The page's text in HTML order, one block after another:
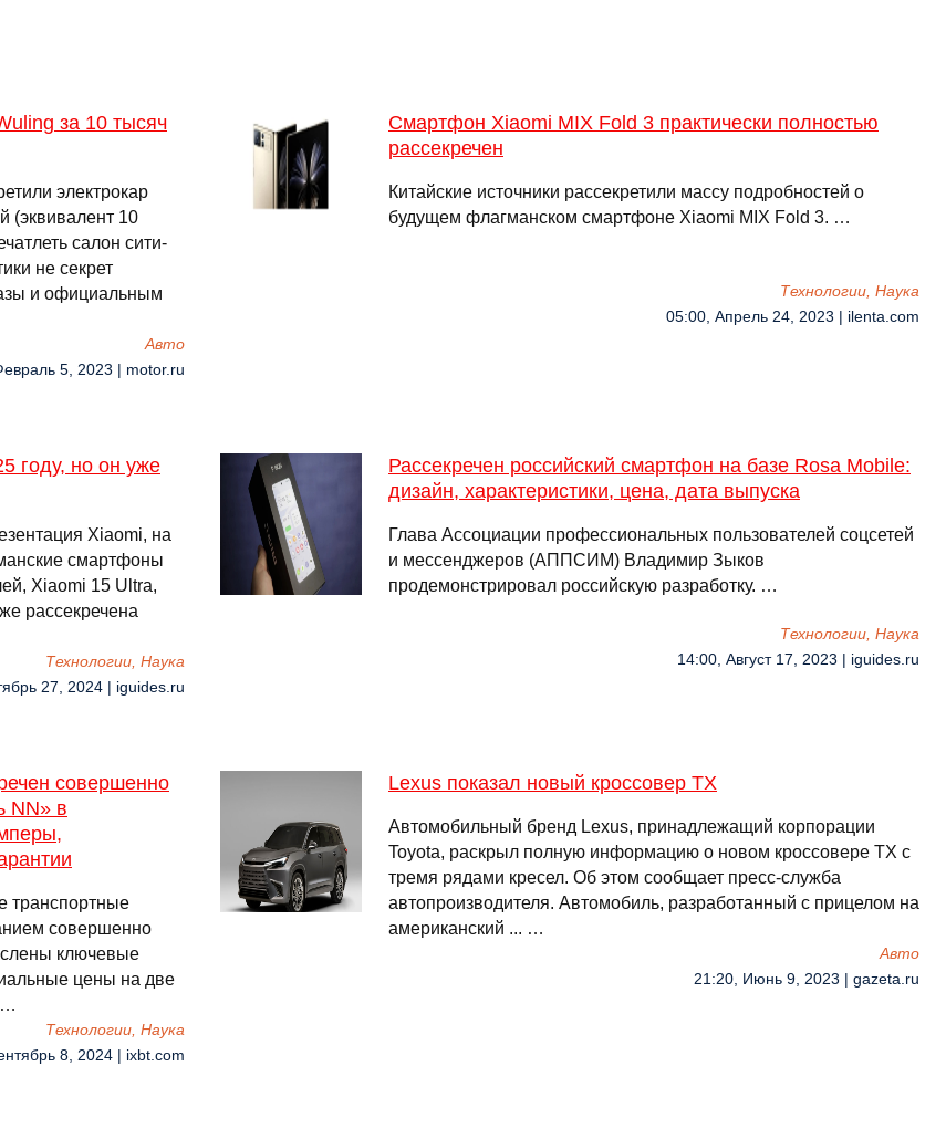
за 10 тысяч
электрокар
(эквивалент 10
салон сити-
не секрет
и официальным
Авто
5, 2023 | motor.ru
Смартфон Xiaomi MIX Fold 3 практически полностью
рассекречен
Китайские источники рассекретили массу подробностей о
будущем флагманском смартфоне Xiaomi MIX Fold 3. …
Технологии, Наука
05:00, Апрель 24, 2023 | ilenta.com
году, но он уже
Xiaomi, на
смартфоны
Xiaomi 15 Ultra,
рассекречена
Технологии, Наука
27, 2024 | iguides.ru
Рассекречен российский смартфон на базе Rosa Mobile:
дизайн, характеристики, цена, дата выпуска
Глава Ассоциации профессиональных пользователей соцсетей
и мессенджеров (АППСИМ) Владимир Зыков
продемонстрировал российскую разработку. …
Технологии, Наука
14:00, Август 17, 2023 | iguides.ru
совершенно
NN» в
транспортные
совершенно
ключевые
цены на две
…
Технологии, Наука
8, 2024 | ixbt.com
Lexus показал новый кроссовер TX
Автомобильный бренд Lexus, принадлежащий корпорации
Toyota, раскрыл полную информацию о новом кроссовере TX с
тремя рядами кресел. Об этом сообщает пресс-служба
автопроизводителя. Автомобиль, разработанный с прицелом на
американский ... …
Авто
21:20, Июнь 9, 2023 | gazeta.ru